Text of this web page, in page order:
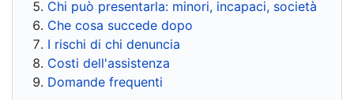
Chi può presentarla: minori, incapaci, società
Che cosa succede dopo
I rischi di chi denuncia
Costi dell'assistenza
Domande frequenti